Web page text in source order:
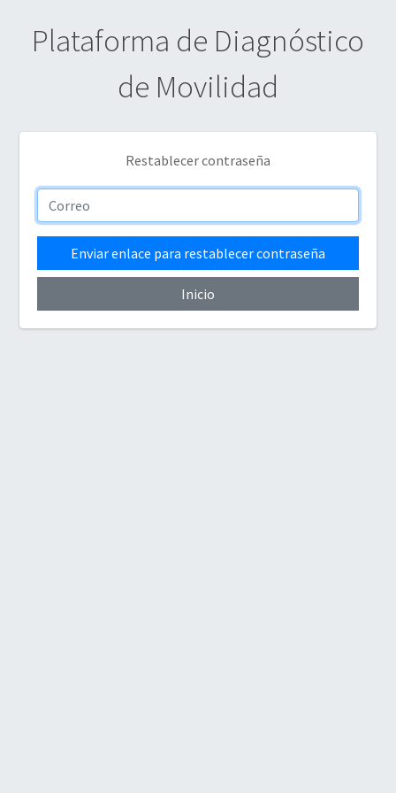
Plataforma de Diagnóstico
de Movilidad
Restablecer contraseña
Enviar enlace para restablecer contraseña
Inicio